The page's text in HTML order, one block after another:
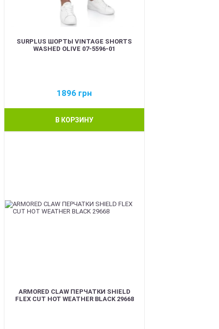
SURPLUS ШОРТЫ VINTAGE SHORTS
WASHED OLIVE 07-5596-01
1896 грн
В КОРЗИНУ
ARMORED CLAW ПЕРЧАТКИ SHIELD
FLEX CUT HOT WEATHER BLACK 29668